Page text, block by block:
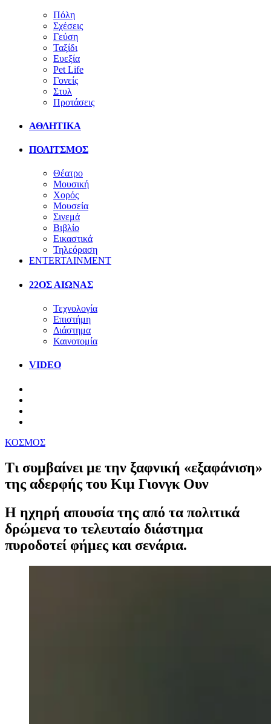
Πόλη
Σχέσεις
Γεύση
Ταξίδι
Ευεξία
Pet Life
Γονείς
Στυλ
Προτάσεις
ΑΘΛΗΤΙΚΑ
ΠΟΛΙΤΣΜΟΣ
Θέατρο
Μουσική
Χορός
Μουσεία
Σινεμά
Βιβλίο
Εικαστικά
Τηλεόραση
ENTERTAINMENT
22ΟΣ ΑΙΩΝΑΣ
Τεχνολογία
Επιστήμη
Διάστημα
Καινοτομία
VIDEO
ΚΟΣΜΟΣ
Τι συμβαίνει με την ξαφνική «εξαφάνιση»
της αδερφής του Κιμ Γιονγκ Ουν
Η ηχηρή απουσία της από τα πολιτικά
δρώμενα το τελευταίο διάστημα
πυροδοτεί φήμες και σενάρια.